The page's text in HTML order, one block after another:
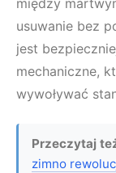
usuwanie bez
jest
mechaniczne,
wywoływać
Przeczytaj
zimno